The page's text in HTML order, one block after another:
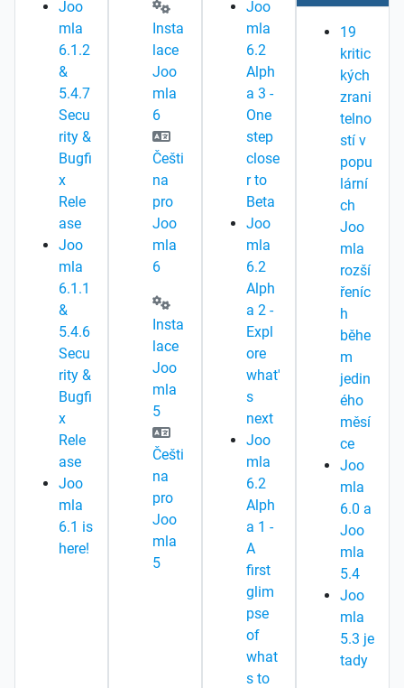
Joo
mla
6.1.2
&
5.4.7
Secu
rity &
Bugfi
x
Rele
ase
Joo
mla
6.1.1
&
5.4.6
Secu
rity &
Bugfi
x
Rele
ase
Joo
mla
6.1 is
here!
Insta
lace
Joo
mla
6
Češti
na
pro
Joo
mla
6
Insta
lace
Joo
mla
5
Češti
na
pro
Joo
mla
5
Joo
mla
6.2
Alph
a 3 -
One
step
close
r to
Beta
Joo
mla
6.2
Alph
a 2 -
Expl
ore
what'
s
next
Joo
mla
6.2
Alph
a 1 -
A
first
glim
pse
of
what
s to
19
kritic
kých
zrani
telno
stí v
popu
lární
ch
Joo
mla
rozší
řeníc
h
běhe
m
jedin
ého
měsí
ce
Joo
mla
6.0 a
Joo
mla
5.4
Joo
mla
5.3 je
tady